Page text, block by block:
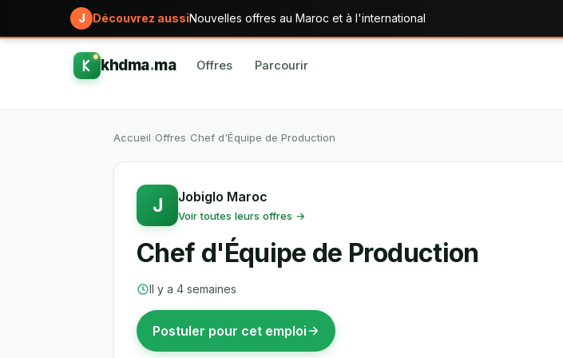
J Découvrez aussiNouvelles offres au Maroc et à l'international
khdma.ma Offres Parcourir
Accueil Offres Chef d'Équipe de Production
J Jobiglo Maroc
Voir toutes leurs offres →
Chef d'Équipe de Production
Il y a 4 semaines
Postuler pour cet emploi